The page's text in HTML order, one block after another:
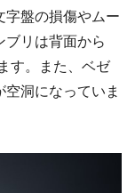
字盤の損傷やムー
リは背面から
す。また、ベゼ
洞になっていま